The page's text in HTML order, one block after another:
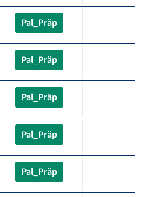
Pal_Präp
Pal_Präp
Pal_Präp
Pal_Präp
Pal_Präp